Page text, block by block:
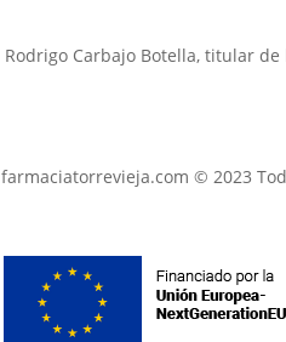
Rodrigo Carbajo Botella, titular de
farmaciatorrevieja.com © 2023